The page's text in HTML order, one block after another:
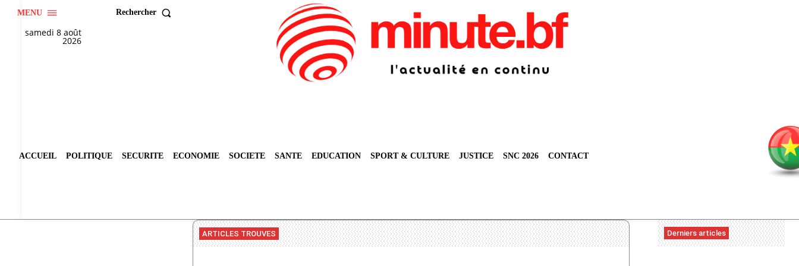
MENU Rechercher
samedi 8 août
2026
ACCUEIL POLITIQUE SECURITE ECONOMIE SOCIETE SANTE EDUCATION SPORT & CULTURE JUSTICE SNC 2026 CONTACT
ARTICLES TROUVES Derniers articles